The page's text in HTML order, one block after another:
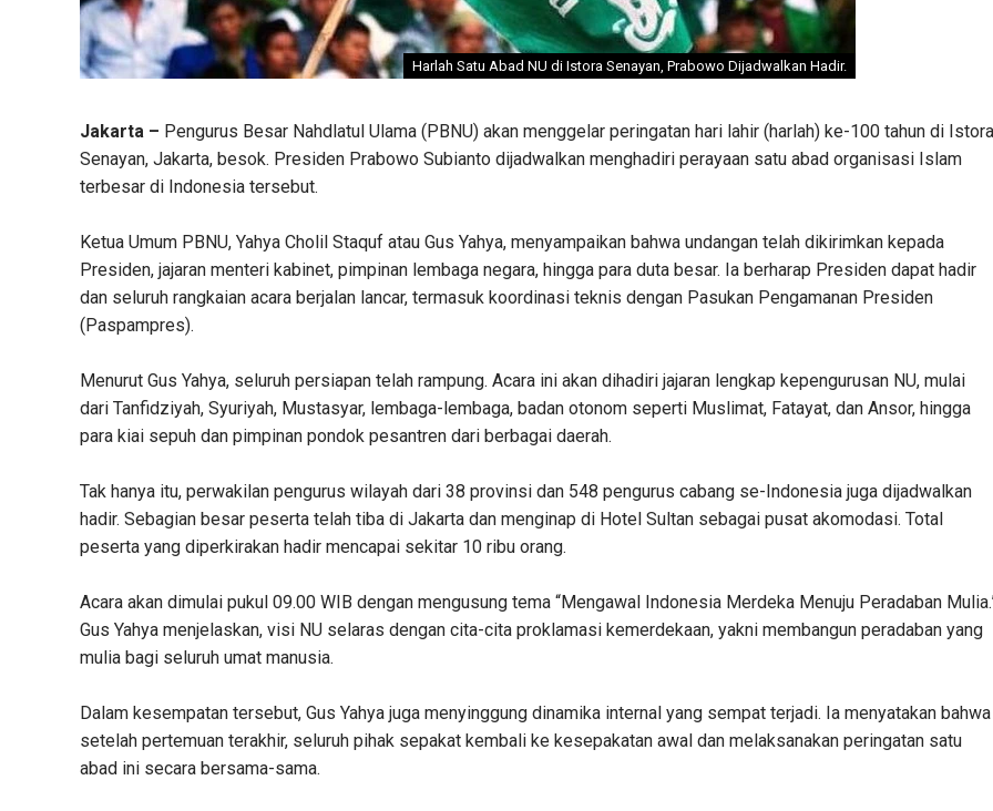
Harlah Satu Abad NU di Istora Senayan, Prabowo Dijadwalkan Hadir.
Jakarta – Pengurus Besar Nahdlatul Ulama (PBNU) akan menggelar peringatan hari lahir (harlah) ke-100 tahun di Istora
Senayan, Jakarta, besok. Presiden Prabowo Subianto dijadwalkan menghadiri perayaan satu abad organisasi Islam
terbesar di Indonesia tersebut.
Ketua Umum PBNU, Yahya Cholil Staquf atau Gus Yahya, menyampaikan bahwa undangan telah dikirimkan kepada
Presiden, jajaran menteri kabinet, pimpinan lembaga negara, hingga para duta besar. Ia berharap Presiden dapat hadir
dan seluruh rangkaian acara berjalan lancar, termasuk koordinasi teknis dengan Pasukan Pengamanan Presiden
(Paspampres).
Menurut Gus Yahya, seluruh persiapan telah rampung. Acara ini akan dihadiri jajaran lengkap kepengurusan NU, mulai
dari Tanfidziyah, Syuriyah, Mustasyar, lembaga-lembaga, badan otonom seperti Muslimat, Fatayat, dan Ansor, hingga
para kiai sepuh dan pimpinan pondok pesantren dari berbagai daerah.
Tak hanya itu, perwakilan pengurus wilayah dari 38 provinsi dan 548 pengurus cabang se-Indonesia juga dijadwalkan
hadir. Sebagian besar peserta telah tiba di Jakarta dan menginap di Hotel Sultan sebagai pusat akomodasi. Total
peserta yang diperkirakan hadir mencapai sekitar 10 ribu orang.
Acara akan dimulai pukul 09.00 WIB dengan mengusung tema “Mengawal Indonesia Merdeka Menuju Peradaban
Gus Yahya menjelaskan, visi NU selaras dengan cita-cita proklamasi kemerdekaan, yakni membangun peradaban yang
mulia bagi seluruh umat manusia.
Dalam kesempatan tersebut, Gus Yahya juga menyinggung dinamika internal yang sempat terjadi. Ia menyatakan bahwa
setelah pertemuan terakhir, seluruh pihak sepakat kembali ke kesepakatan awal dan melaksanakan peringatan satu
abad ini secara bersama-sama.